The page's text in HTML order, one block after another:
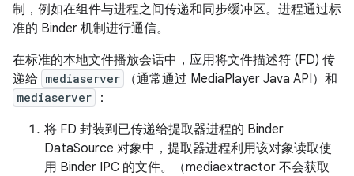
制，例如在组件与进程之间传递和同步缓冲区。进程通过标
准的 Binder 机制进行通信。
在标准的本地文件播放会话中，应用将文件描述符 (FD) 传
递给 mediaserver （通常通过 MediaPlayer Java API）和
mediaserver
：
将 FD 封装到已传递给提取器进程的 Binder
DataSource 对象中，提取器进程利用该对象读取使
用 Binder IPC 的文件。（mediaextractor 不会获取